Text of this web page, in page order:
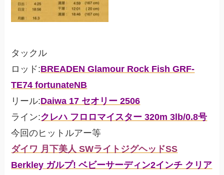
タックル
ロッド:BREADEN Glamour Rock Fish GRF-
TE74 fortunateNB
リール:Daiwa 17 セオリー 2506
ライン:クレハ フロロマイスター 320m 3lb/0.8号
今回のヒットルアー等
ダイワ 月下美人 SWライトジグヘッドSS
Berkley ガルプ! ベビーサーディン2インチ クリア